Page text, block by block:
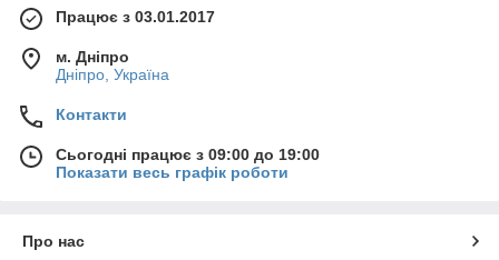
Працює з 03.01.2017
м. Дніпро
Дніпро, Україна
Контакти
Сьогодні працює з 09:00 до 19:00
Показати весь графік роботи
Про нас